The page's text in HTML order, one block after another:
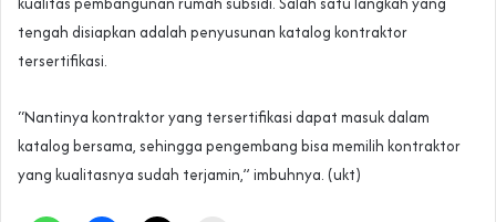
tengah disiapkan adalah penyusunan katalog kontraktor
tersertifikasi.
“Nantinya kontraktor yang tersertifikasi dapat masuk dalam
katalog bersama, sehingga pengembang bisa memilih kontraktor
yang kualitasnya sudah terjamin,” imbuhnya. (ukt)